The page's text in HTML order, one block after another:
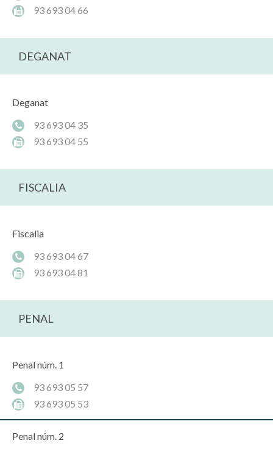
93 693 04 66
DEGANAT
Deganat
93 693 04 35
93 693 04 55
FISCALIA
Fiscalia
93 693 04 67
93 693 04 81
PENAL
Penal núm. 1
93 693 05 57
93 693 05 53
Penal núm. 2